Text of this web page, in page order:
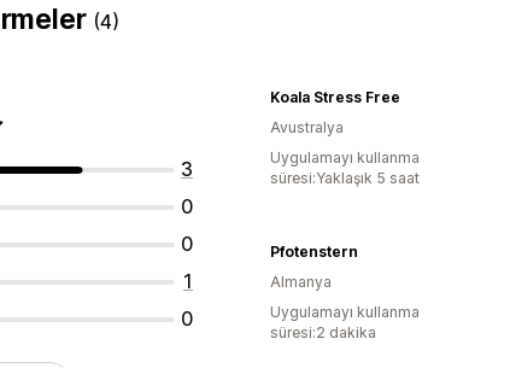
(4)
3
0
0
1
0
Koala Stress Free
Avustralya
Uygulamayı kullanma
süresi:Yaklaşık 5 saat
Pfotenstern
Almanya
Uygulamayı kullanma
süresi:2 dakika